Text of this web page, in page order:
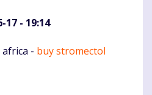
17 - 19:14
- buy stromectol